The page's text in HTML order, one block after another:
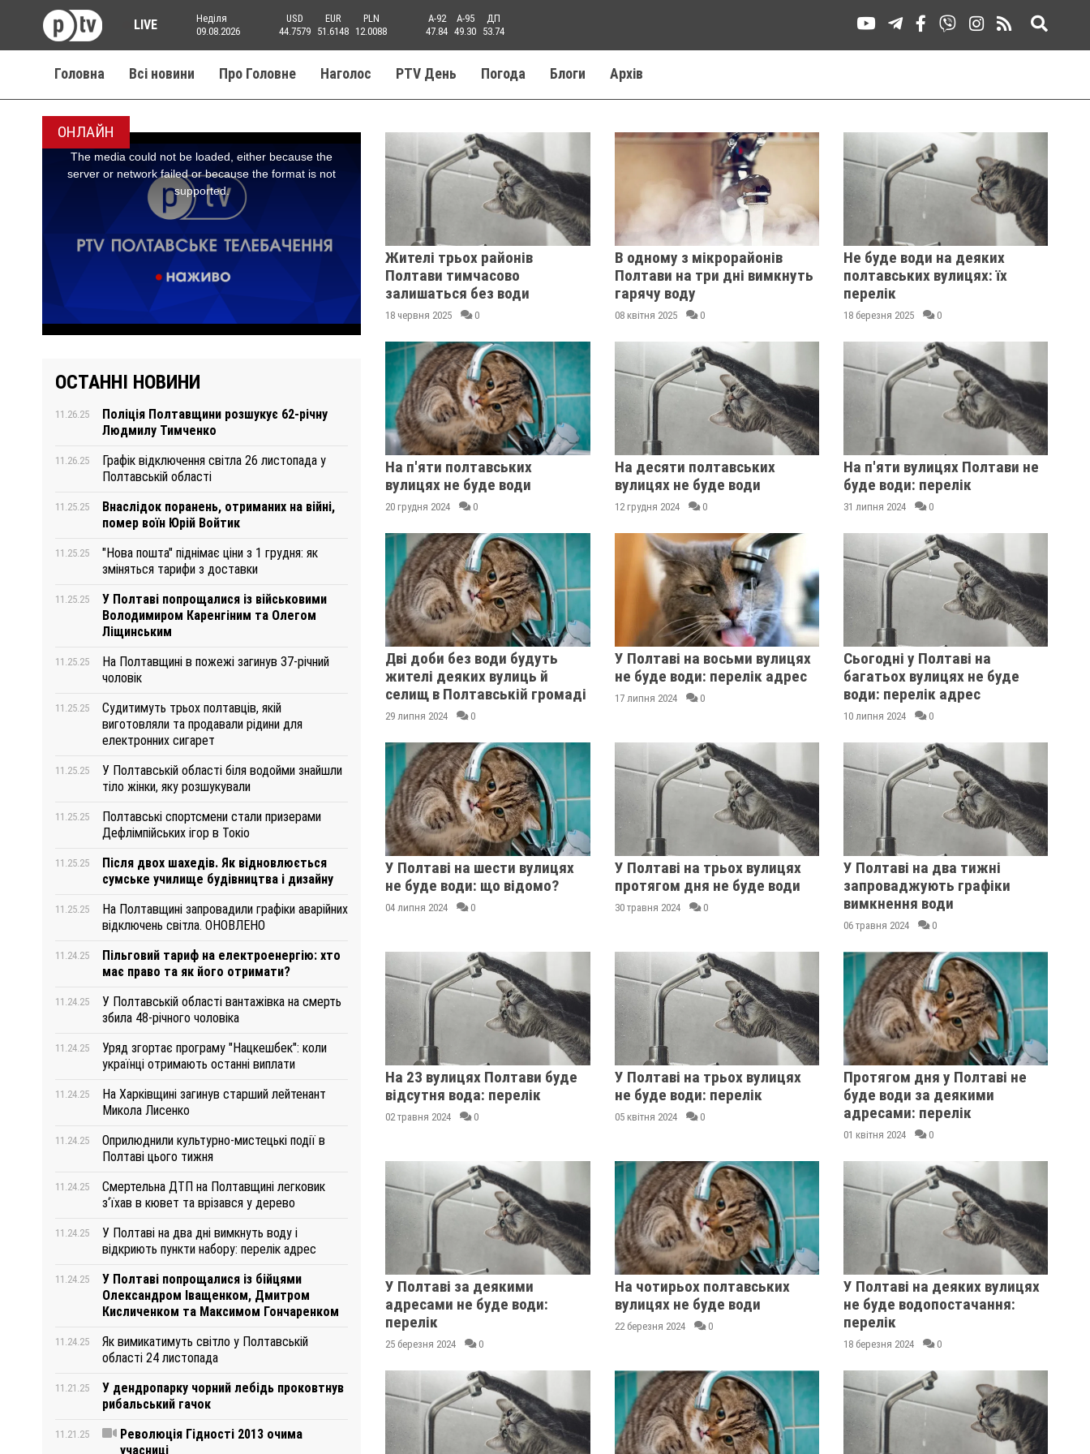
LIVE
Неділя
09.08.2026
USD
44.7579
EUR
51.6148
PLN
12.0088
A-92
47.84
A-95
49.30
ДП
53.74
Головна Всі новини Про Головне Наголос PTV День Погода Блоги Aрхів
ОНЛАЙН
ОСТАННІ НОВИНИ
11.26.25
Поліція Полтавщини розшукує 62-річну
Людмилу Тимченко
11.26.25
Графік відключення світла 26 листопада у
Полтавській області
11.25.25
Внаслідок поранень, отриманих на війні,
помер воїн Юрій Войтик
11.25.25
"Нова пошта" піднімає ціни з 1 грудня: як
зміняться тарифи з доставки
11.25.25
У Полтаві попрощалися із військовими
Володимиром Каренгіним та Олегом
Ліщинським
11.25.25
На Полтавщині в пожежі загинув 37-річний
чоловік
11.25.25
Судитимуть трьох полтавців, якій
виготовляли та продавали рідини для
електронних сигарет
11.25.25
У Полтавській області біля водойми знайшли
тіло жінки, яку розшукували
11.25.25
Полтавські спортсмени стали призерами
Дефлімпійських ігор в Токіо
11.25.25
Після двох шахедів. Як відновлюється
сумське училище будівництва і дизайну
11.25.25
На Полтавщині запровадили графіки аварійних
відключень світла. ОНОВЛЕНО
11.24.25
Пільговий тариф на електроенергію: хто
має право та як його отримати?
11.24.25
У Полтавській області вантажівка на смерть
збила 48-річного чоловіка
11.24.25
Уряд згортає програму "Нацкешбек": коли
українці отримають останні виплати
11.24.25
На Харківщині загинув старший лейтенант
Микола Лисенко
11.24.25
Оприлюднили культурно-мистецькі події в
Полтаві цього тижня
11.24.25
Смертельна ДТП на Полтавщині легковик
з‘їхав в кювет та врізався у дерево
11.24.25
У Полтаві на два дні вимкнуть воду і
відкриють пункти набору: перелік адрес
11.24.25
У Полтаві попрощалися із бійцями
Олександром Іващенком, Дмитром
Кисличенком та Максимом Гончаренком
11.24.25
Як вимикатимуть світло у Полтавській
області 24 листопада
11.21.25
У дендропарку чорний лебідь проковтнув
рибальський гачок
11.21.25
Революція Гідності 2013 очима
учасниці
Жителі трьох районів
Полтави тимчасово
залишаться без води
18 червня 2025 0
В одному з мікрорайонів
Полтави на три дні вимкнуть
гарячу воду
08 квітня 2025 0
Не буде води на деяких
полтавських вулицях: їх
перелік
18 березня 2025 0
На п'яти полтавських
вулицях не буде води
20 грудня 2024 0
На десяти полтавських
вулицях не буде води
12 грудня 2024 0
На п'яти вулицях Полтави не
буде води: перелік
31 липня 2024 0
Дві доби без води будуть
жителі деяких вулиць й
селищ в Полтавській громаді
29 липня 2024 0
У Полтаві на восьми вулицях
не буде води: перелік адрес
17 липня 2024 0
Сьогодні у Полтаві на
багатьох вулицях не буде
води: перелік адрес
10 липня 2024 0
У Полтаві на шести вулицях
не буде води: що відомо?
04 липня 2024 0
У Полтаві на трьох вулицях
протягом дня не буде води
30 травня 2024 0
У Полтаві на два тижні
запроваджують графіки
вимкнення води
06 травня 2024 0
На 23 вулицях Полтави буде
відсутня вода: перелік
02 травня 2024 0
У Полтаві на трьох вулицях
не буде води: перелік
05 квітня 2024 0
Протягом дня у Полтаві не
буде води за деякими
адресами: перелік
01 квітня 2024 0
У Полтаві за деякими
адресами не буде води:
перелік
25 березня 2024 0
На чотирьох полтавських
вулицях не буде води
22 березня 2024 0
У Полтаві на деяких вулицях
не буде водопостачання:
перелік
18 березня 2024 0